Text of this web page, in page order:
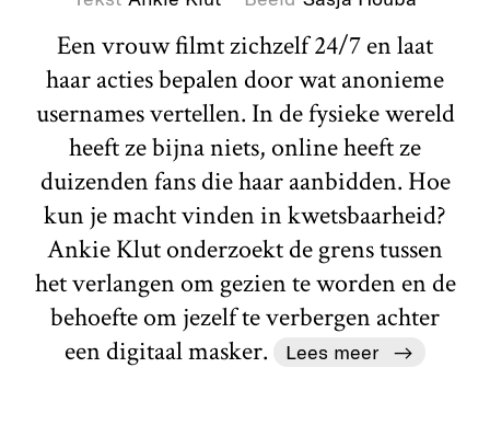
Een vrouw filmt zichzelf 24/7 en laat
haar acties bepalen door wat anonieme
usernames vertellen. In de fysieke wereld
heeft ze bijna niets, online heeft ze
duizenden fans die haar aanbidden. Hoe
kun je macht vinden in kwetsbaarheid?
Ankie Klut onderzoekt de grens tussen
het verlangen om gezien te worden en de
behoefte om jezelf te verbergen achter
een digitaal masker.
Lees meer